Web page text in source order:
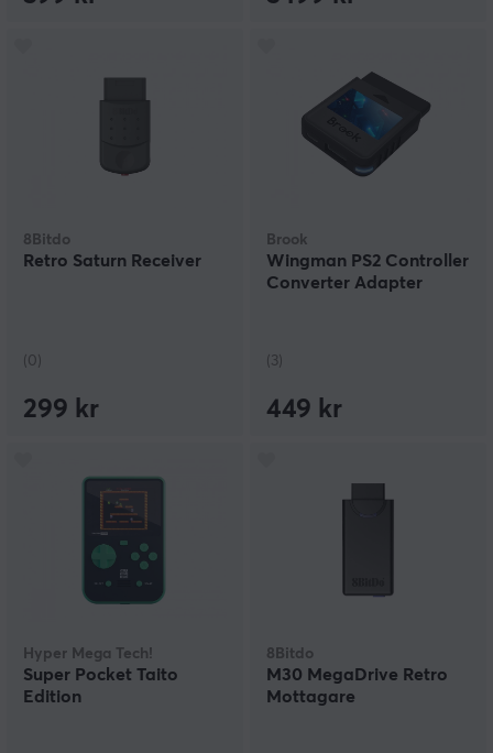
8Bitdo
Retro Saturn Receiver
(0)
299 kr
Brook
Wingman PS2 Controller
Converter Adapter
(3)
449 kr
Hyper Mega Tech!
Super Pocket Taito
Edition
8Bitdo
M30 MegaDrive Retro
Mottagare